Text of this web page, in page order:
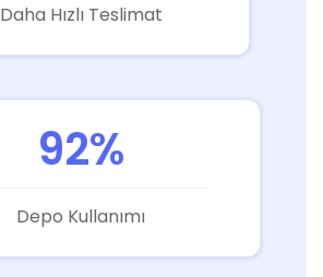
Daha Hızlı Teslimat
92%
Depo Kullanımı